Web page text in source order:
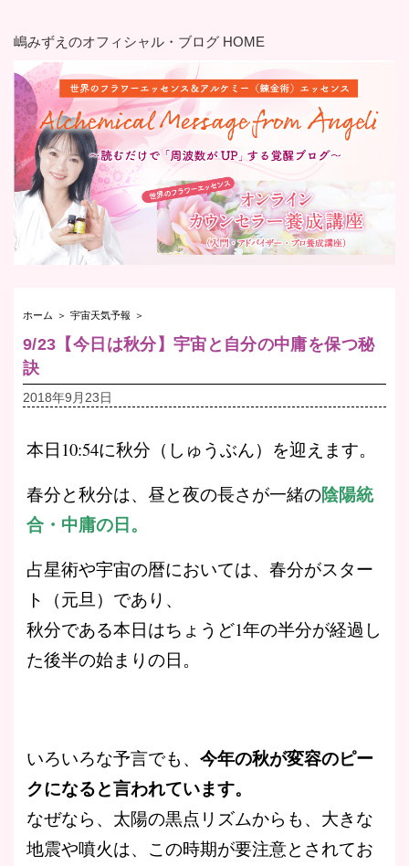
嶋みずえのオフィシャル・ブログ HOME
ホーム ＞ 宇宙天気予報 ＞
9/23【今日は秋分】宇宙と自分の中庸を保つ秘
訣
2018年9月23日
本日10:54に秋分（しゅうぶん）を迎えます。
春分と秋分は、昼と夜の長さが一緒の陰陽統
合・中庸の日。
占星術や宇宙の暦においては、春分がスター
ト（元旦）であり、
秋分である本日はちょうど1年の半分が経過し
た後半の始まりの日。
いろいろな予言でも、 今年の秋が変容のピー
クになると言われています。
なぜなら、太陽の黒点リズムからも、大きな
地震や噴火は、この時期が要注意とされてお